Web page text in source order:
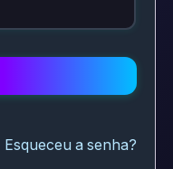
Esqueceu a senha?